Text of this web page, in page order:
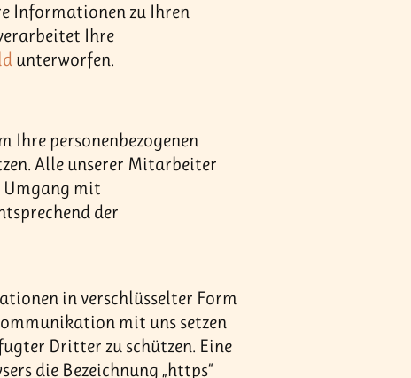
Informationen zu Ihren
Ihre
unterworfen.
Ihre personenbezogenen
Alle unserer Mitarbeiter
Umgang mit
der
in verschlüsselter Form
mit uns setzen
Dritter zu schützen. Eine
die Bezeichnung „https“